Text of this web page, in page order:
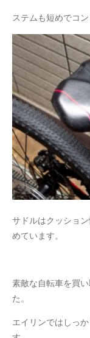
ステムも短めでコ
サドルはクッショ
めています。
素敵な自転車を買
た。
エイリンではしっ